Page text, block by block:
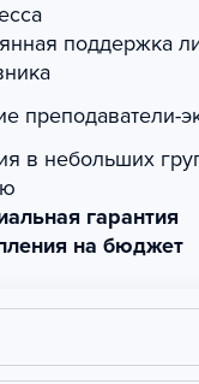
поддержка
преподаватели-
в небольших
гарантия
на бюджет